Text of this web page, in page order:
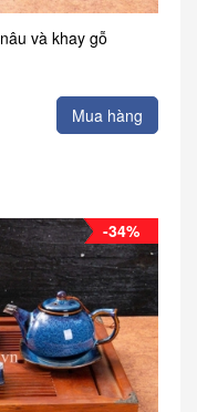
và khay gỗ
Mua hàng
-34%